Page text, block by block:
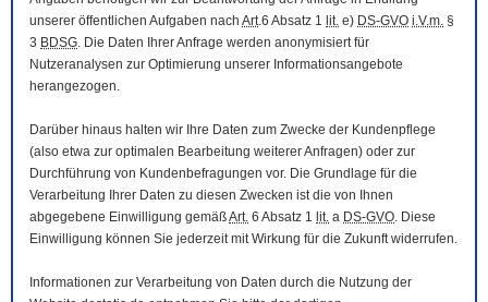
unserer öffentlichen Aufgaben nach Art.6 Absatz 1 lit. e) DS-GVO i.V.m. §
3 BDSG. Die Daten Ihrer Anfrage werden anonymisiert für
Nutzeranalysen zur Optimierung unserer Informationsangebote
herangezogen.
Darüber hinaus halten wir Ihre Daten zum Zwecke der Kundenpflege
(also etwa zur optimalen Bearbeitung weiterer Anfragen) oder zur
Durchführung von Kundenbefragungen vor. Die Grundlage für die
Verarbeitung Ihrer Daten zu diesen Zwecken ist die von Ihnen
abgegebene Einwilligung gemäßArt. 6 Absatz 1 lit. a DS-GVO. Diese
Einwilligung können Sie jederzeit mit Wirkung für die Zukunft widerrufen.
Informationen zur Verarbeitung von Daten durch die Nutzung der